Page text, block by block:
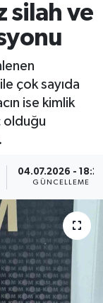
silah ve
çok sayıda
ise kimlik
olduğu
04.07.2026 -
GÜNCELLEME